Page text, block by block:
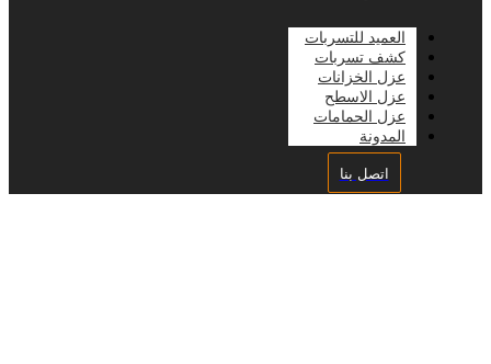
العميد للتسربات
كشف تسربات
عزل الخزانات
عزل الاسطح
عزل الحمامات
المدونة
اتصل بنا